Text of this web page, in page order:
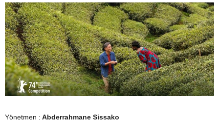
Yönetmen : Abderrahmane Sissako